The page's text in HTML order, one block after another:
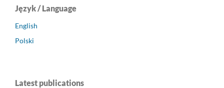
Język / Language
English
Polski
Latest publications